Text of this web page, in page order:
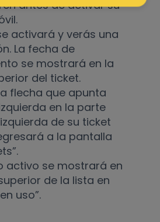
antes de activar su
activará y verás una
La fecha de
se mostrará en la
del ticket.
flecha que apunta
en la parte
de su ticket
a la pantalla
activo se mostrará en
de la lista en
uso”.